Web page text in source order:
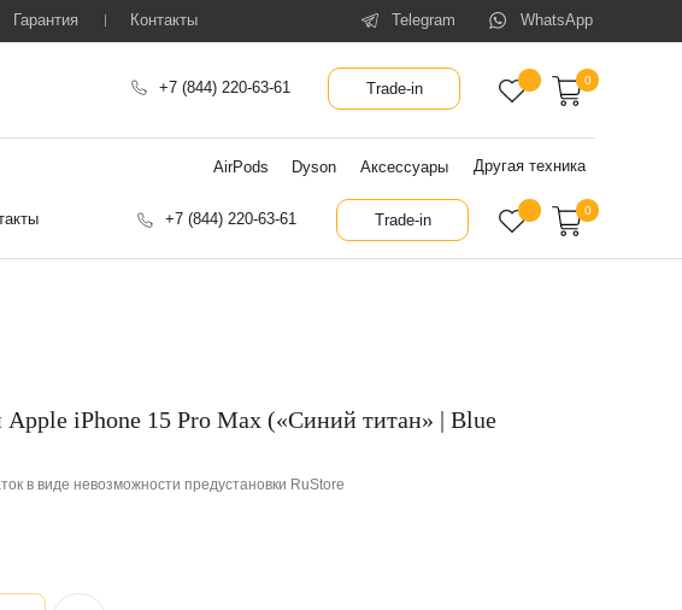
+7 (844) 220-63-61 Trade-in
Telegram WhatsApp
Гарантия
Другая техника
AirPods Аксессуары
Dyson
Контакты
0
+7 (844) 220-63-61 Trade-in 0
iPhone 15 Pro Max («Синий титан» | Blue
в виде невозможности предустановки RuStore